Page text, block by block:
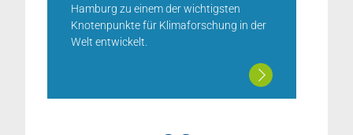
Hamburg zu einem der wichtigsten
Knotenpunkte für Klimaforschung in der
Welt entwickelt.